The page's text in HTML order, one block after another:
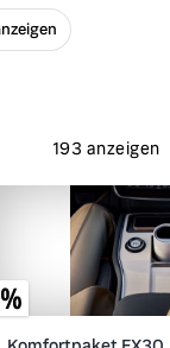
193 anzeigen